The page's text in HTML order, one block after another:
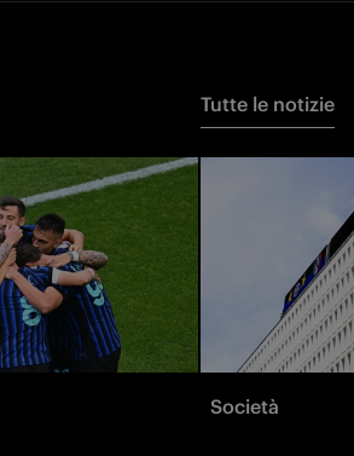
Tutte le notizie
Società